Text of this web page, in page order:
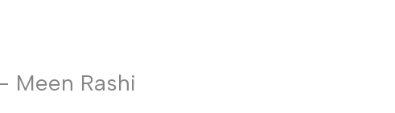
Meen Rashi